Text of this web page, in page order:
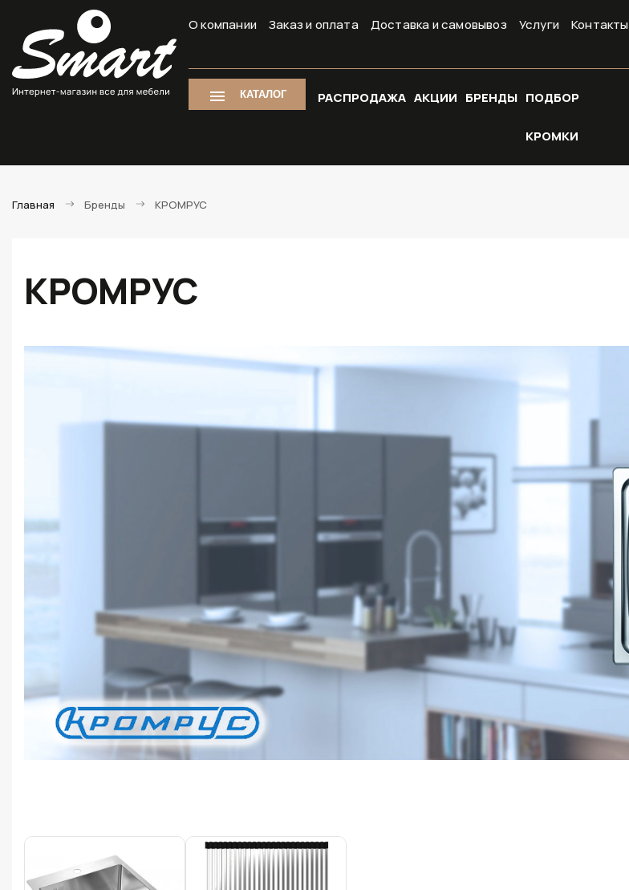
О компании Заказ и оплата Доставка и самовывоз Услуги Контакты
КАТАЛОГ РАСПРОДАЖА АКЦИИ БРЕНДЫ ПОДБОР
КРОМКИ
Главная Бренды КРОМРУС
КРОМРУС